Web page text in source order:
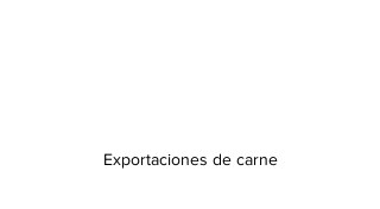
Exportaciones de carne